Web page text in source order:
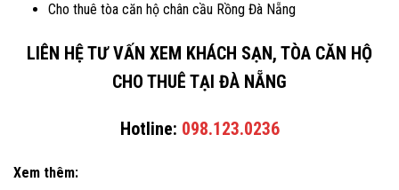
Cho thuê tòa căn hộ chân cầu Rồng Đà Nẵng
LIÊN HỆ TƯ VẤN XEM KHÁCH SẠN, TÒA CĂN HỘ
CHO THUÊ TẠI ĐÀ NẴNG
Hotline: 098.123.0236
Xem thêm: